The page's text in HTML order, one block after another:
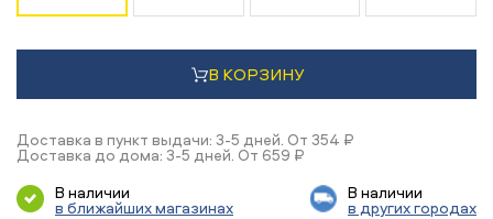
В КОРЗИНУ
Доставка в пункт выдачи: 3-5 дней. От 354 ₽
Доставка до дома: 3-5 дней. От 659 ₽
В наличии
в ближайших магазинах
В наличии
в других городах